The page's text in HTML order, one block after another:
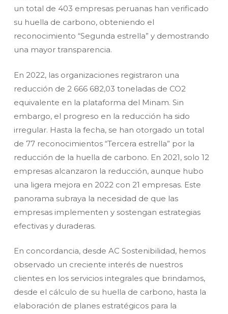
un total de 403 empresas peruanas han verificado
su huella de carbono, obteniendo el
reconocimiento “Segunda estrella” y demostrando
una mayor transparencia.
En 2022, las organizaciones registraron una
reducción de 2 666 682,03 toneladas de CO2
equivalente en la plataforma del Minam. Sin
embargo, el progreso en la reducción ha sido
irregular. Hasta la fecha, se han otorgado un total
de 77 reconocimientos “Tercera estrella” por la
reducción de la huella de carbono. En 2021, solo 12
empresas alcanzaron la reducción, aunque hubo
una ligera mejora en 2022 con 21 empresas. Este
panorama subraya la necesidad de que las
empresas implementen y sostengan estrategias
efectivas y duraderas.
En concordancia, desde AC Sostenibilidad, hemos
observado un creciente interés de nuestros
clientes en los servicios integrales que brindamos,
desde el cálculo de su huella de carbono, hasta la
elaboración de planes estratégicos para la